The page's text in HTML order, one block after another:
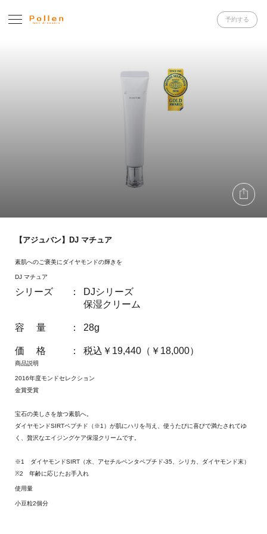
予約する
【アジュバン】DJ マチュア
素肌へのご褒美にダイヤモンドの輝きを
DJ マチュア
シリーズ ：
DJシリーズ
保湿クリーム
容 量 ： 28g
価 格 ： 税込￥19,440（￥18,000）
商品説明
2016年度モンドセレクション
金賞受賞
宝石の美しさを放つ素肌へ。
ダイヤモンドSIRTペプチド（※1）が肌にハリを与え、使うたびに喜びで満たされてゆ
く、贅沢なエイジングケア保湿クリームです。
※1 ダイヤモンドSIRT（水、アセチルペンタペプチド-35、シリカ、ダイヤモンド末）
※2 年齢に応じたお手入れ
使用量
小豆粒2個分